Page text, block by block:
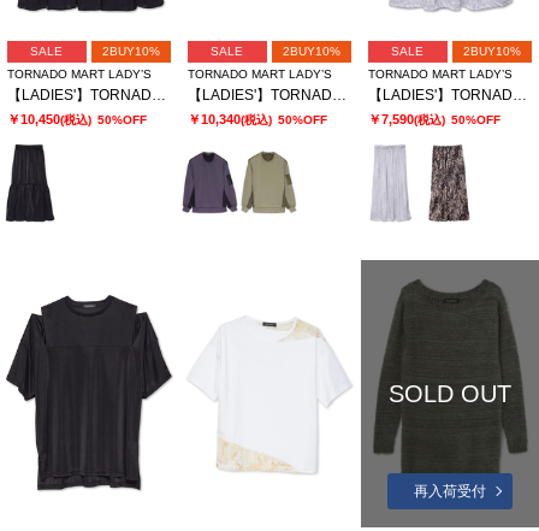
SALE
2BUY10%
TORNADO MART LADY’S
【LADIES'】TORNADO MART∴サテンティアードスカート
￥10,450(税込) 50%OFF
SALE
2BUY10%
TORNADO MART LADY’S
【LADIES'】TORNADO MART∴ダブルサテン切替プルオーバー
￥10,340(税込) 50%OFF
SALE
2BUY10%
TORNADO MART LADY’S
【LADIES'】TORNADO MART∴レオパードプリントイージースカート
￥7,590(税込) 50%OFF
SOLD OUT
再入荷受付